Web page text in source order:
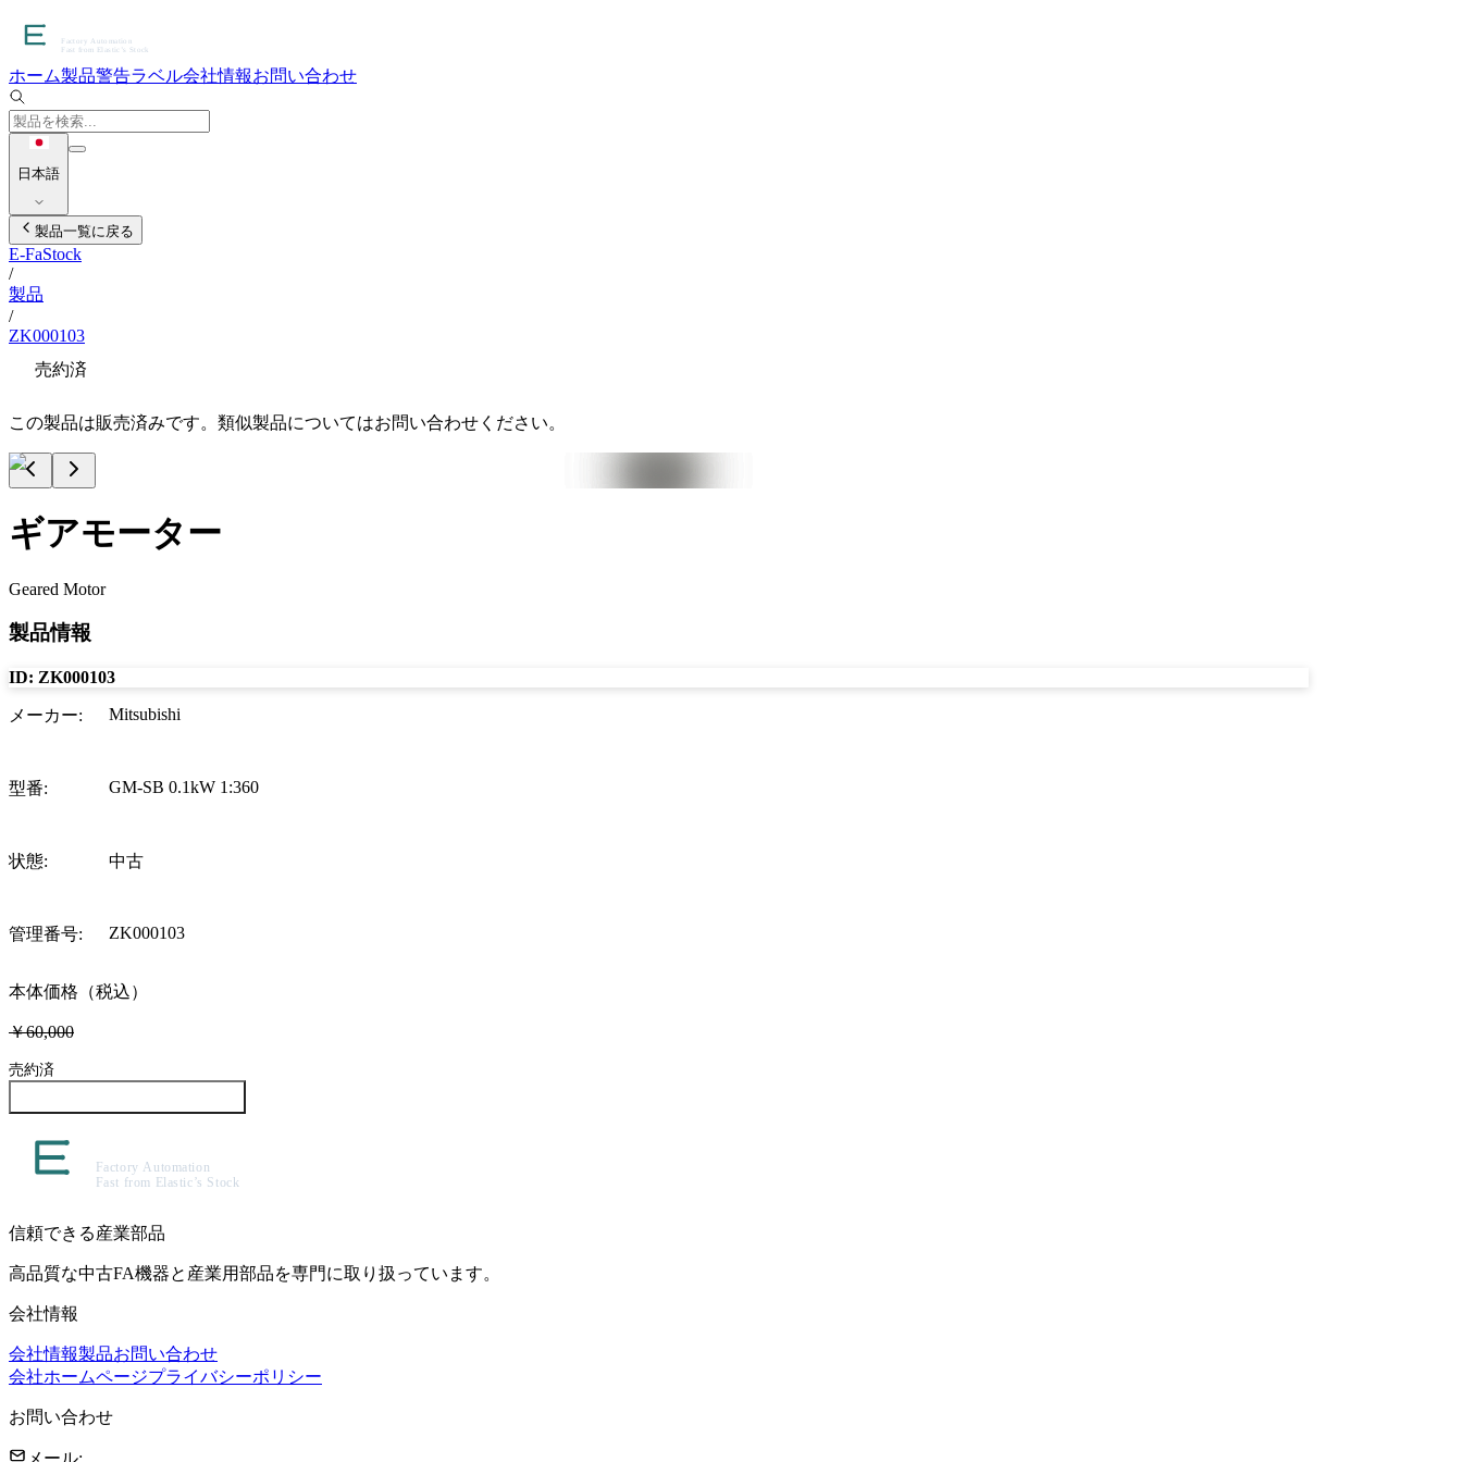
ホーム製品警告ラベル会社情報お問い合わせ
日本語
製品一覧に戻る
E-FaStock
/
製品
/
ZK000103
売約済
この製品は販売済みです。類似製品についてはお問い合わせください。
ギアモーター
Geared Motor
製品情報
ID: ZK000103
メーカー: Mitsubishi
型番: GM-SB 0.1kW 1:360
状態: 中古
管理番号: ZK000103
本体価格（税込）
￥60,000
売約済
信頼できる産業部品
高品質な中古FA機器と産業用部品を専門に取り扱っています。
会社情報
会社情報製品お問い合わせ
会社ホームページプライバシーポリシー
お問い合わせ
メール: